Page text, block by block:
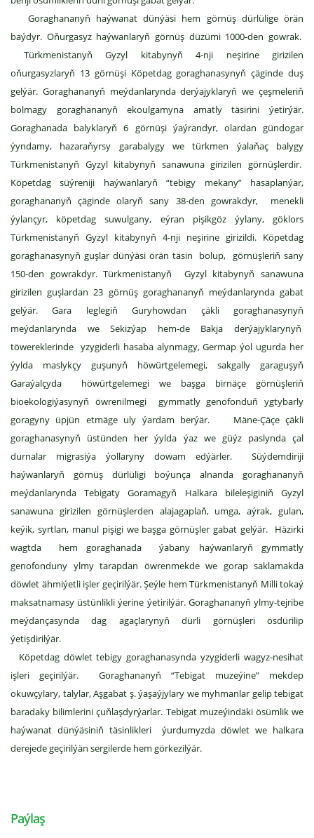
Goraghananyň haýwanat dünýäsi hem görnüş dürlülige örän
baýdyr. Oňurgasyz haýwanlaryň görnüş düzümi 1000-den gowrak.
Türkmenistanyň Gyzyl kitabynyň 4-nji neşirine girizilen
oňurgasyzlaryň 13 görnüşi Köpetdag goraghanasynyň çäginde duş
gelýär. Goraghananyň meýdanlarynda derýajyklaryň we çeşmeleriň
bolmagy goraghananyň ekoulgamyna amatly täsirini ýetirýär.
Goraghanada balyklaryň 6 görnüşi ýaýrandyr, olardan gündogar
ýyndamy, hazaraňyrsy garabalygy we türkmen ýalaňaç balygy
Türkmenistanyň Gyzyl kitabynyň sanawuna girizilen görnüşlerdir.
Köpetdag süýreniji haýwanlaryň “tebigy mekany” hasaplanýar,
goraghananyň çäginde olaryň sany 38-den gowrakdyr, menekli
ýylançyr, köpetdag suwulgany, eýran pişikgöz ýylany, göklors
Türkmenistanyň Gyzyl kitabynyň 4-nji neşirine girizildi. Köpetdag
goraghanasynyň guşlar dünýäsi örän täsin bolup, görnüşleriň sany
150-den gowrakdyr. Türkmenistanyň Gyzyl kitabynyň sanawuna
girizilen guşlardan 23 görnüş goraghananyň meýdanlarynda gabat
gelýär. Gara leglegiň Guryhowdan çäkli goraghanasynyň
meýdanlarynda we Sekizýap hem-de Bakja derýajyklarynyň
töwereklerinde yzygiderli hasaba alynmagy, Germap ýol ugurda her
ýylda maslykçy guşunyň höwürtgelemegi, sakgally garaguşyň
Garaýalçyda höwürtgelemegi we başga birnäçe görnüşleriň
bioekologiýasynyň öwrenilmegi gymmatly genofonduň ygtybarly
goragyny üpjün etmäge uly ýardam berýär. Mäne-Çäçe çäkli
goraghanasynyň üstünden her ýylda ýaz we güýz paslynda çal
durnalar migrasiýa ýollaryny dowam edýärler. Süýdemdiriji
haýwanlaryň görnüş dürlüligi boýunça alnanda goraghananyň
meýdanlarynda Tebigaty Goramagyň Halkara bileleşiginiň Gyzyl
sanawuna girizilen görnüşlerden alajagaplaň, umga, aýrak, gulan,
keýik, syrtlan, manul pişigi we başga görnüşler gabat gelýär. Häzirki
wagtda hem goraghanada ýabany haýwanlaryň gymmatly
genofonduny ylmy tarapdan öwrenmekde we gorap saklamakda
döwlet ähmiýetli işler geçirilýär. Şeýle hem Türkmenistanyň Milli tokaý
maksatnamasy üstünlikli ýerine ýetirilýär. Goraghananyň ylmy-tejribe
meýdançasynda dag agaçlarynyň dürli görnüşleri ösdürilip
ýetişdirilýär.
Köpetdag döwlet tebigy goraghanasynda yzygiderli wagyz-nesihat
işleri geçirilýär. Goraghananyň “Tebigat muzeýine” mekdep
okuwçylary, talylar, Aşgabat ş. ýaşaýjylary we myhmanlar gelip tebigat
baradaky bilimlerini çuňlaşdyrýarlar. Tebigat muzeýindäki ösümlik we
haýwanat dünýäsiniň täsinlikleri ýurdumyzda döwlet we halkara
derejede geçirilýän sergilerde hem görkezilýär.
Paýlaş